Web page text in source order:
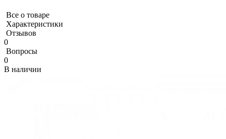
Все о товаре
Характеристики
Отзывов
0
Вопросы
0
В наличии